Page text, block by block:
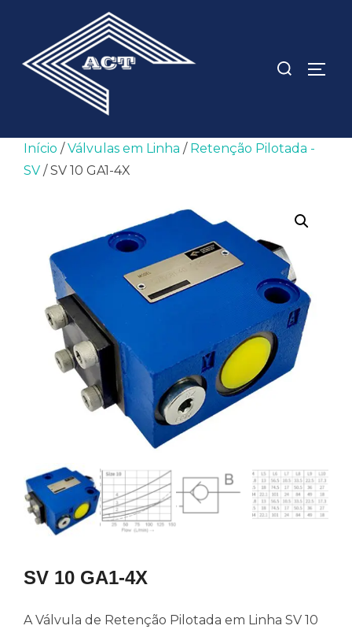
conteúdo
Pesquisar
Início /Válvulas em Linha / Retenção Pilotada -
SV / SV 10 GA1-4X
SV 10 GA1-4X
A Válvula de Retenção Pilotada em Linha SV 10